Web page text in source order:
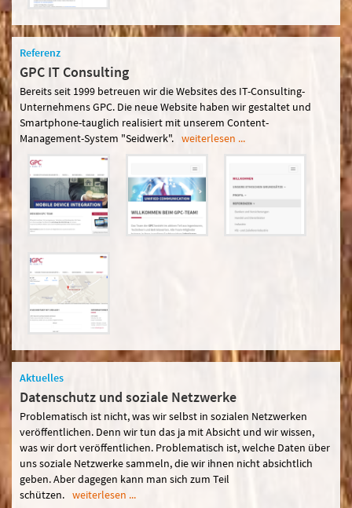
Referenz
GPC IT Consulting
Bereits seit 1999 betreuen wir die Websites des IT-Consulting-
Unternehmens GPC. Die neue Website haben wir gestaltet und
Smartphone-tauglich realisiert mit unserem Content-
Management-System "Seidwerk". weiterlesen ...
Aktuelles
Datenschutz und soziale Netzwerke
Problematisch ist nicht, was wir selbst in sozialen Netzwerken
veröffentlichen. Denn wir tun das ja mit Absicht und wir wissen,
was wir dort veröffentlichen. Problematisch ist, welche Daten über
uns soziale Netzwerke sammeln, die wir ihnen nicht absichtlich
geben. Aber dagegen kann man sich zum Teil
schützen. weiterlesen ...